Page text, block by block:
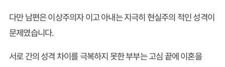
다만 남편은 이상주의자 이고 아내는 지극히 현실주의 적인 성격이
문제였습니다.
서로 간의 성격 차이를 극복하지 못한 부부는 고심 끝에 이혼을